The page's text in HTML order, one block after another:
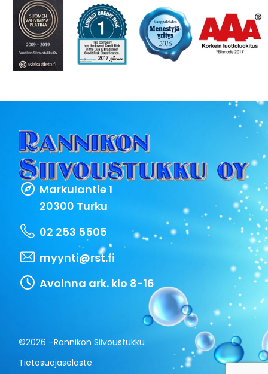
Markulantie 1
20300 Turku
02 253 5505
myynti@rst.fi
Avoinna ark. klo 8-16
©2026 –Rannikon Siivoustukku
Tietosuojaseloste